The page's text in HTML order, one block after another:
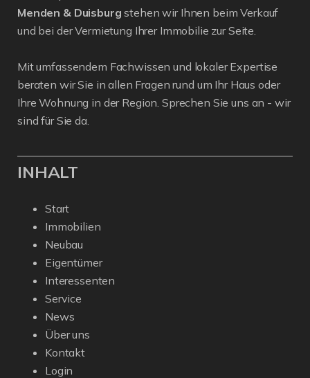
Menden & Duisburg stehen wir Ihnen beim Verkauf
und bei der Vermietung Ihrer Immobilie zur Seite.
Mit umfassendem Fachwissen und lokaler Expertise
beraten wir Sie in allen Fragen rund um Ihr Haus oder
Ihre Wohnung in der Region. Sprechen Sie uns an - wir
sind für Sie da.
INHALT
Start
Immobilien
Neubau
Eigentümer
Interessenten
Service
News
Über uns
Kontakt
Login